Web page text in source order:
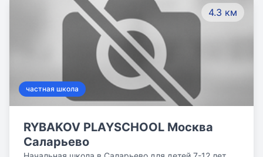
4.3 км
частная школа
RYBAKOV PLAYSCHOOL Москва
Саларьево